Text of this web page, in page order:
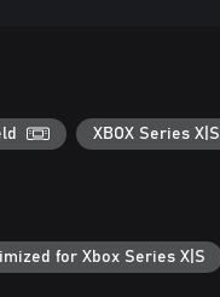
XBOX Series X|S
for Xbox Series X|S